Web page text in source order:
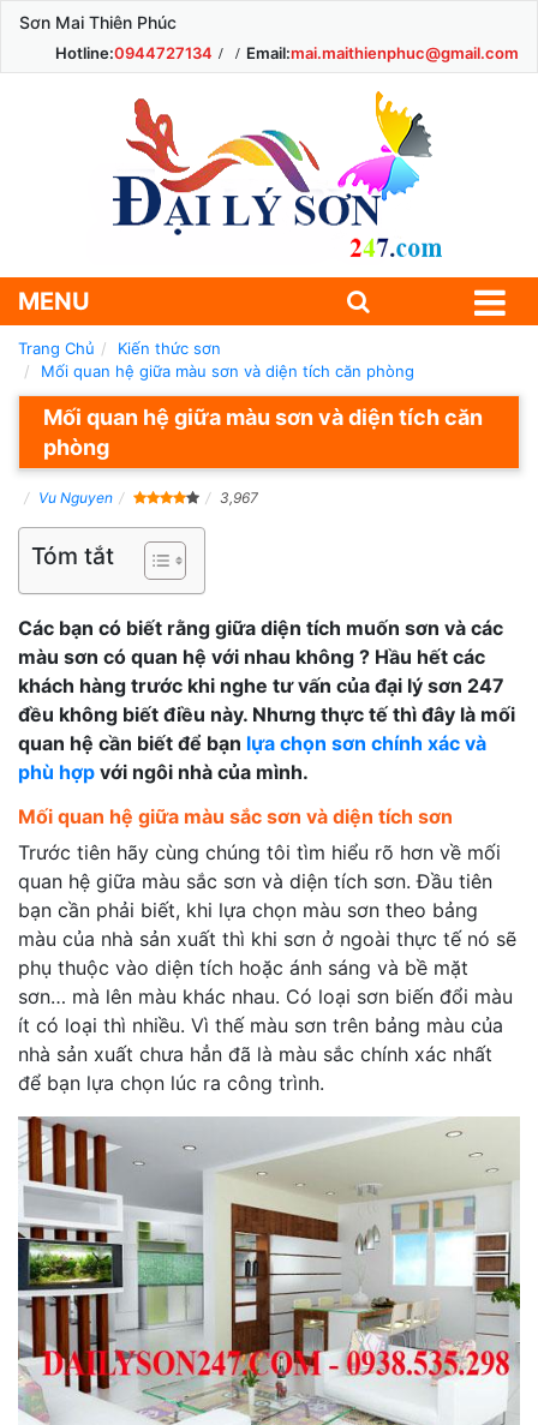
Sơn Mai Thiên Phúc
Hotline:0944727134 Email:mai.maithienphuc@gmail.com
MENU
Trang Chủ
Kiến thức sơn
Mối quan hệ giữa màu sơn và diện tích căn phòng
Mối quan hệ giữa màu sơn và diện tích căn
phòng
Vu Nguyen 3,967
Tóm tắt
Các bạn có biết rằng giữa diện tích muốn sơn và các
màu sơn có quan hệ với nhau không ? Hầu hết các
khách hàng trước khi nghe tư vấn của đại lý sơn 247
đều không biết điều này. Nhưng thực tế thì đây là mối
quan hệ cần biết để bạn lựa chọn sơn chính xác và
phù hợp với ngôi nhà của mình.
Mối quan hệ giữa màu sắc sơn và diện tích sơn
Trước tiên hãy cùng chúng tôi tìm hiểu rõ hơn về mối
quan hệ giữa màu sắc sơn và diện tích sơn. Đầu tiên
bạn cần phải biết, khi lựa chọn màu sơn theo bảng
màu của nhà sản xuất thì khi sơn ở ngoài thực tế nó sẽ
phụ thuộc vào diện tích hoặc ánh sáng và bề mặt
sơn… mà lên màu khác nhau. Có loại sơn biến đổi màu
ít có loại thì nhiều. Vì thế màu sơn trên bảng màu của
nhà sản xuất chưa hẳn đã là màu sắc chính xác nhất
để bạn lựa chọn lúc ra công trình.